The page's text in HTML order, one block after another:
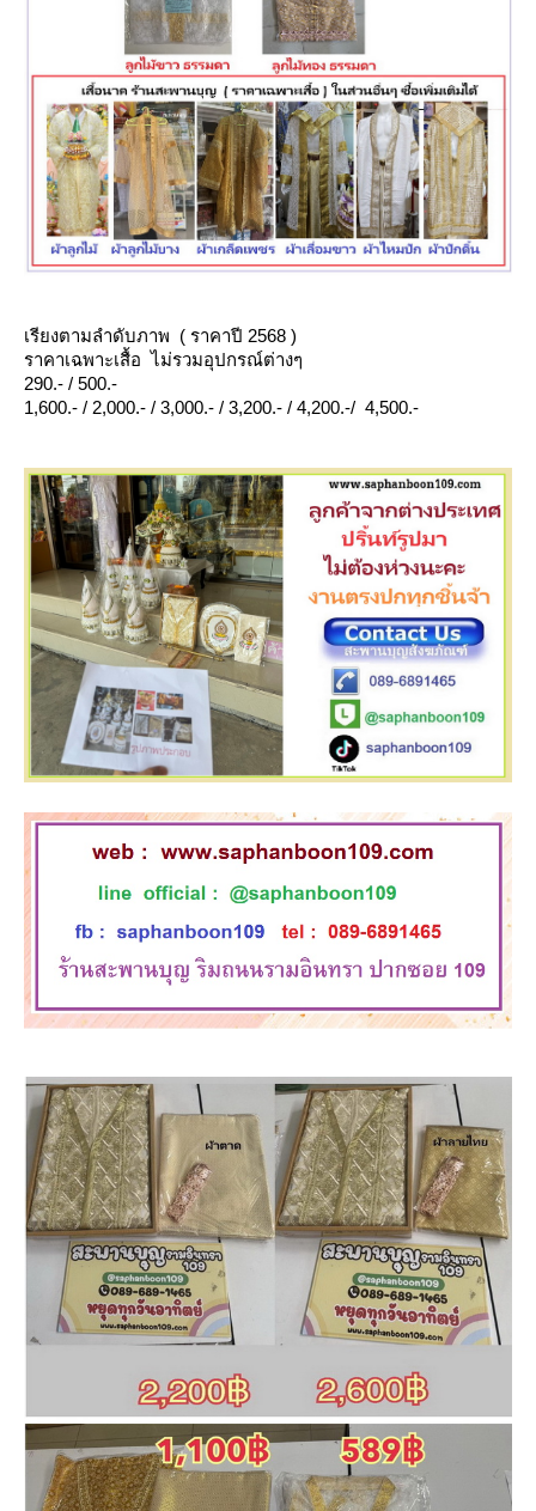
เรียงตามลำดับภาพ ( ราคาปี 2568 )
ราคาเฉพาะเสื้อ ไม่รวมอุปกรณ์ต่างๆ
290.- / 500.-
1,600.- / 2,000.- / 3,000.- / 3,200.- / 4,200.-/ 4,500.-